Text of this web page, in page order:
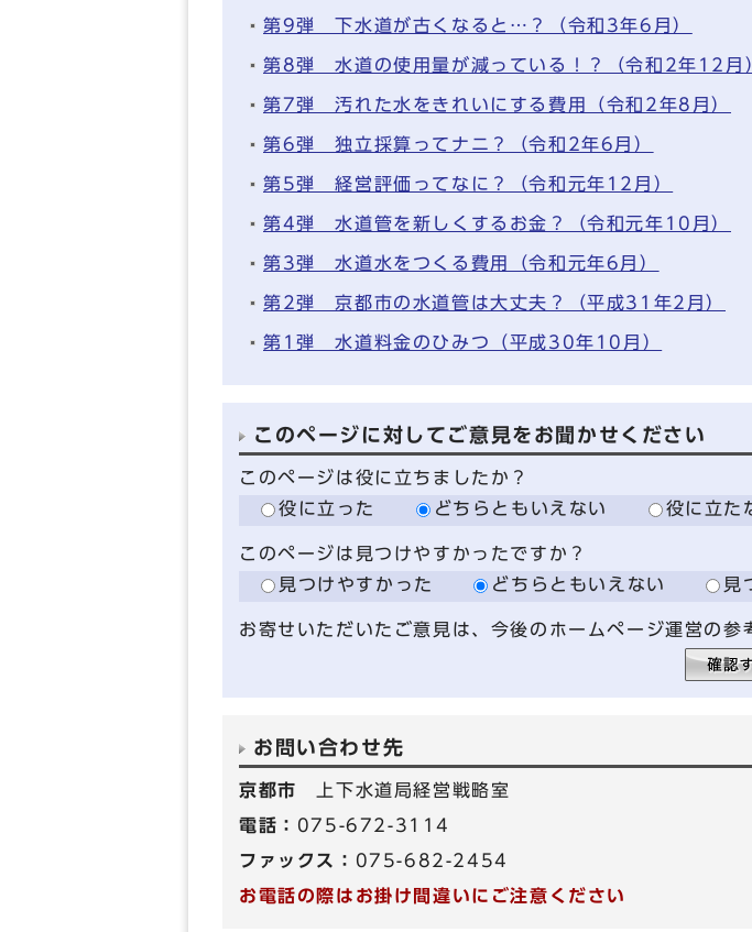
第9弾 下水道が古くなると…？（令和3年6月）
第8弾 水道の使用量が減っている！？（令和2年12月
第7弾 汚れた水をきれいにする費用（令和2年8月）
第6弾 独立採算ってナニ？（令和2年6月）
第5弾 経営評価ってなに？（令和元年12月）
第4弾 水道管を新しくするお金？（令和元年10月）
第3弾 水道水をつくる費用（令和元年6月）
第2弾 京都市の水道管は大丈夫？（平成31年2月）
第1弾 水道料金のひみつ（平成30年10月）
このページに対してご意見をお聞かせください
このページは役に立ちましたか？
役に立った
どちらともいえない 役に立た
このページは見つけやすかったですか？
見つけやすかった
どちらともいえない 見
お寄せいただいたご意見は、今後のホームページ運営の参
お問い合わせ先
京都市
上下水道局経営戦略室
電話： 075-672-3114
ファックス： 075-682-2454
お電話の際はお掛け間違いにご注意ください